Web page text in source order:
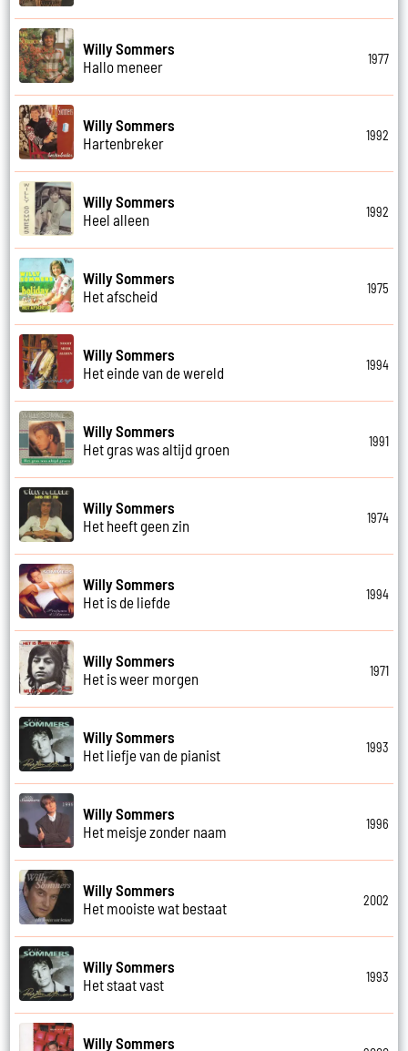
Willy Sommers
Hallo meneer
1977
Willy Sommers
Hartenbreker
1992
Willy Sommers
Heel alleen
1992
Willy Sommers
Het afscheid
1975
Willy Sommers
Het einde van de wereld
1994
Willy Sommers
Het gras was altijd groen
1991
Willy Sommers
Het heeft geen zin
1974
Willy Sommers
Het is de liefde
1994
Willy Sommers
Het is weer morgen
1971
Willy Sommers
Het liefje van de pianist
1993
Willy Sommers
Het meisje zonder naam
1996
Willy Sommers
Het mooiste wat bestaat
2002
Willy Sommers
Het staat vast
1993
Willy Sommers